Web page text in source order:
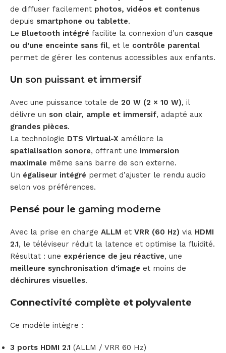
de diffuser facilement photos, vidéos et contenus
depuis smartphone ou tablette.
Le Bluetooth intégré facilite la connexion d’un casque
ou d’une enceinte sans fil, et le contrôle parental
permet de gérer les contenus accessibles aux enfants.
Un son puissant et immersif
Avec une puissance totale de 20 W (2 × 10 W), il
délivre un son clair, ample et immersif, adapté aux
grandes pièces.
La technologie DTS Virtual-X améliore la
spatialisation sonore, offrant une immersion
maximale même sans barre de son externe.
Un égaliseur intégré permet d’ajuster le rendu audio
selon vos préférences.
Pensé pour le gaming moderne
Avec la prise en charge ALLM et VRR (60 Hz) via HDMI
2.1, le téléviseur réduit la latence et optimise la fluidité.
Résultat : une expérience de jeu réactive, une
meilleure synchronisation d’image et moins de
déchirures visuelles.
Connectivité complète et polyvalente
Ce modèle intègre :
3 ports HDMI 2.1 (ALLM / VRR 60 Hz)